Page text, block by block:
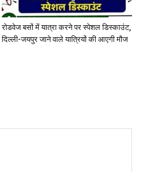
रोडवेज बसों में यात्रा करने पर स्पेशल डिस्काउंट,
दिल्ली-जयपुर जाने वाले यात्रियों की आएगी मौज